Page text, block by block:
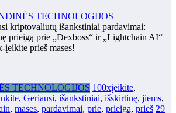
TECHNOLOGIJOS
kriptovaliutų išankstiniai pardavimai:
prieigą prie „Dexboss“ ir „Lightchain AI“
įeikite prieš mases!
TECHNOLOGIJOS 100xįeikite,
, Geriausi, išankstiniai, išskirtinę, jiems,
, mases, pardavimai, prie, prieigą, prieš 29